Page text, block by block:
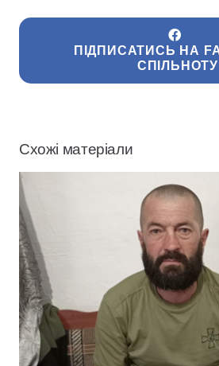
ПІДПИСАТИСЬ НА
СПІЛЬНОТУ
Схожі матеріали